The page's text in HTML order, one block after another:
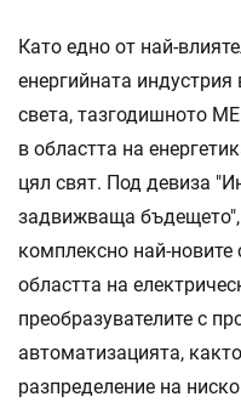
Като едно от най-
енергийната
света, тазгодишното
в областта на
цял свят. Под девиза
задвижваща бъдещето",
комплексно най-новите
областта на
преобразувателите с
автоматизацията,
разпределение на